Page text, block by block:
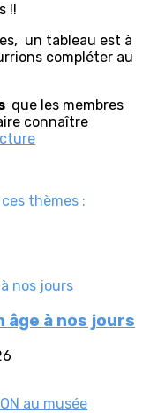
!!
un tableau est à
compléter au
que les membres
connaître
thèmes :
âge à nos jours